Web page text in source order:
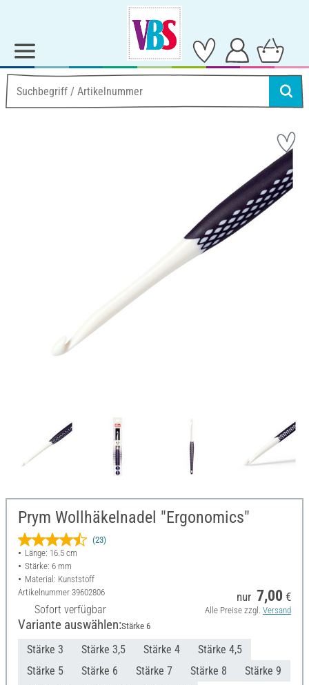
Prym Wollhäkelnadel "Ergonomics"
(23)
Länge: 16.5 cm
Stärke: 6 mm
Material: Kunststoff
Artikelnummer 39602806
Sofort verfügbar
nur 7,00 €
Alle Preise zzgl. Versand
Variante auswählen:Stärke 6
Stärke 3 Stärke 3,5 Stärke 4
Stärke 4,5
Stärke 5
Stärke 6 Stärke 7 Stärke 8
Stärke 9